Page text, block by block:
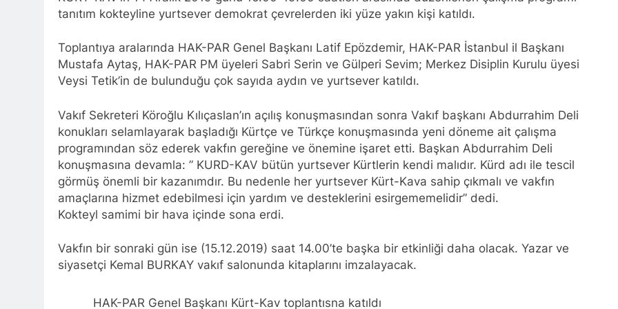
Barış ancak Kürt halkının meşru haklarının tanınması ile gerçekleşebilir. 1
Hak ve Özgürlükler Partisi-HAK-PAR Urfa ili SİVEREK ilçe kongresi yapıldı.
11 Ay Ago
Hak ve Özgürlükler Partisi-HAK-PAR Heyeti, Hewler’de KDP İran
HAK-PAR Heyeti Hewler’de ENKS ile görüştü
12 Ay Ago
HAK-PAR Heyeti Hewler’de KDP ALAKAD ile görüştü HAK-PAR Heyeti 25
görüştü
12 Ay Ago
HAK-PAR Başkanlık Kurulu; ‘KÜRT HALKI HAK VE ÖZGÜRLÜK
12 Ay Ago
Lozan Antlaşması üzerinden 102 yıl geçse de; Kürt milleti özgürlükten asla
1 Yıl Ago
MECLÎSA PARTİYA HAK-PARê: Têkçûna heyî têkçûna rê û polîtîkayên xelet
1 Yıl Ago
tanıtım kokteyline yurtsever demokrat çevrelerden iki yüze yakın kişi katıldı.
Toplantıya aralarında HAK-PAR Genel Başkanı Latif Epözdemir, HAK-PAR İstanbul il Başkanı
Mustafa Aytaş, HAK-PAR PM üyeleri Sabri Serin ve Gülperi Sevim; Merkez Disiplin Kurulu üyesi
Veysi Tetik’in de bulunduğu çok sayıda aydın ve yurtsever katıldı.
Vakıf Sekreteri Köroğlu Kılıçaslan’ın açılış konuşmasından sonra Vakıf başkanı Abdurrahim Deli
konukları selamlayarak başladığı Kürtçe ve Türkçe konuşmasında yeni döneme ait çalışma
programından söz ederek vakfın gereğine ve önemine işaret etti. Başkan Abdurrahim Deli
konuşmasına devamla: ” KURD-KAV bütün yurtsever Kürtlerin kendi malıdır. Kürd adı ile tescil
görmüş önemli bir kazanımdır. Bu nedenle her yurtsever Kürt-Kava sahip çıkmalı ve vakfın
amaçlarına hizmet edebilmesi için yardım ve desteklerini esirgememelidir” dedi.
Kokteyl samimi bir hava içinde sona erdi.
Vakfın bir sonraki gün ise (15.12.2019) saat 14.00’te başka bir etkinliği daha olacak. Yazar ve
siyasetçi Kemal BURKAY vakıf salonunda kitaplarını imzalayacak.
HAK-PAR Genel Başkanı Kürt-Kav toplantısna katıldı